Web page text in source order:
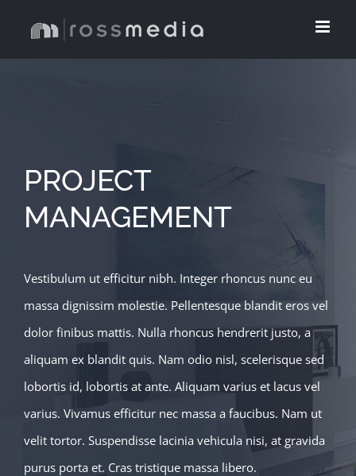
PROJECT
MANAGEMENT
Vestibulum ut efficitur nibh. Integer rhoncus nunc eu
massa dignissim molestie. Pellentesque blandit eros vel
dolor finibus mattis. Nulla rhoncus hendrerit justo, a
aliquam ex blandit quis. Nam odio nisl, scelerisque sed
lobortis id, lobortis at ante. Aliquam varius et lacus vel
varius. Vivamus efficitur nec massa a faucibus. Nam ut
velit tortor. Suspendisse lacinia vehicula nisi, at gravida
purus porta et. Cras tristique massa libero.